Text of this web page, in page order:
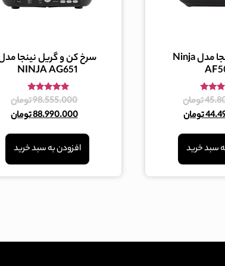
سرخ کن نینجا مدل Ninja
5
تومان
تومان
سبد خرید
سرخ کن و گریل نینجا
NINJA AG651
امتیاز
از 5
98.555.000تومان
88.990.000تومان
افزودن به سبد خرید